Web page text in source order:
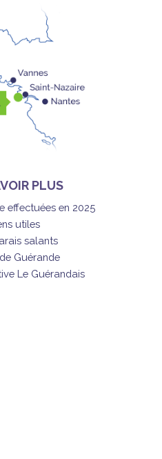
PLUS
effectuées en 2025
utiles
salants
Guérande
Le Guérandais